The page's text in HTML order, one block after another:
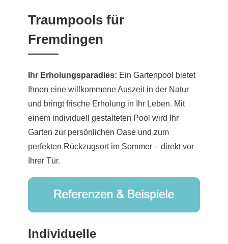
Traumpools für
Fremdingen
Ihr Erholungsparadies: Ein Gartenpool bietet
Ihnen eine willkommene Auszeit in der Natur
und bringt frische Erholung in Ihr Leben. Mit
einem individuell gestalteten Pool wird Ihr
Garten zur persönlichen Oase und zum
perfekten Rückzugsort im Sommer – direkt vor
Ihrer Tür.
Individuelle